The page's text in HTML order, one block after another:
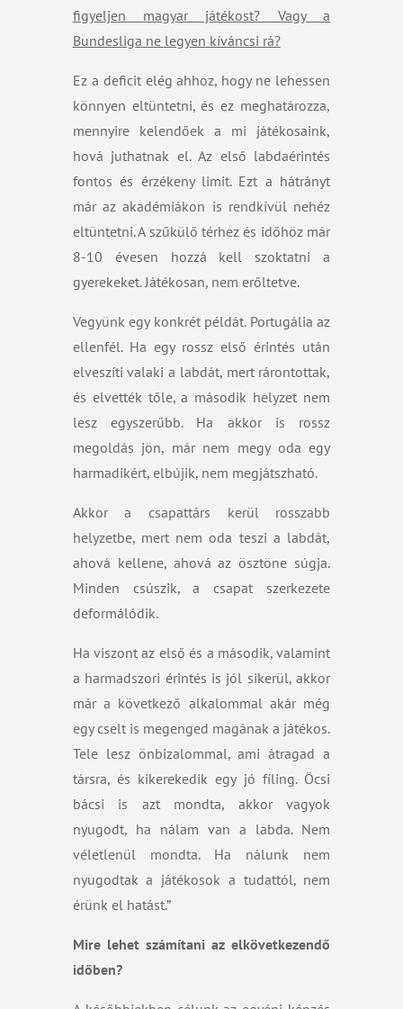
figyeljen magyar játékost? Vagy a
Bundesliga ne legyen kíváncsi rá?
Ez a deficit elég ahhoz, hogy ne lehessen
könnyen eltüntetni, és ez meghatározza,
mennyire kelendőek a mi játékosaink,
hová juthatnak el. Az első labdaérintés
fontos és érzékeny limit. Ezt a hátrányt
már az akadémiákon is rendkívül nehéz
eltüntetni. A szűkülő térhez és időhöz már
8-10 évesen hozzá kell szoktatni a
gyerekeket. Játékosan, nem erőltetve.
Vegyünk egy konkrét példát. Portugália az
ellenfél. Ha egy rossz első érintés után
elveszíti valaki a labdát, mert rárontottak,
és elvették tőle, a második helyzet nem
lesz egyszerűbb. Ha akkor is rossz
megoldás jön, már nem megy oda egy
harmadikért, elbújik, nem megjátszható.
Akkor a csapattárs kerül rosszabb
helyzetbe, mert nem oda teszi a labdát,
ahová kellene, ahová az ösztöne súgja.
Minden csúszik, a csapat szerkezete
deformálódik.
Ha viszont az első és a második, valamint
a harmadszori érintés is jól sikerül, akkor
már a következő alkalommal akár még
egy cselt is megenged magának a játékos.
Tele lesz önbizalommal, ami átragad a
társra, és kikerekedik egy jó fíling. Öcsi
bácsi is azt mondta, akkor vagyok
nyugodt, ha nálam van a labda. Nem
véletlenül mondta. Ha nálunk nem
nyugodtak a játékosok a tudattól, nem
érünk el hatást.”
Mire lehet számítani az elkövetkezendő
időben?